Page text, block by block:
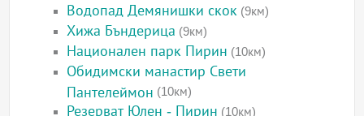
Водопад Демянишки скок (9км)
Хижа Бъндерица (9км)
Национален парк Пирин (10км)
Обидимски манастир Свети
Пантелеймон (10км)
Резерват Юлен - Пирин (10км)